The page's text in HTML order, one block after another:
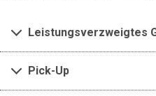
Leistungsverzweigtes
Pick-Up